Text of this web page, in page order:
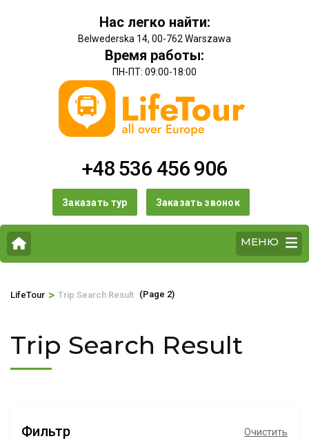
Нас легко найти:
Belwederska 14, 00-762 Warszawa
Время работы:
ПН-ПТ: 09:00-18:00
+48 536 456 906
Заказать тур Заказать звонок
МЕНЮ
LifeTour > Trip Search Result (Page 2)
Trip Search Result
Фильтр Очистить